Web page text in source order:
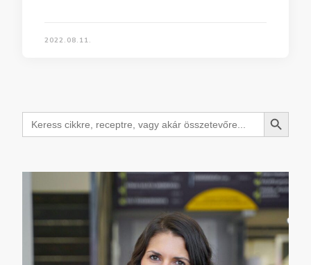
2022.08.11.
Search
for:
Search Button